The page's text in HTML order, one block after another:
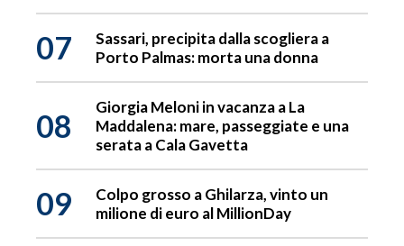
07
Sassari, precipita dalla scogliera a
Porto Palmas: morta una donna
08
Giorgia Meloni in vacanza a La
Maddalena: mare, passeggiate e una
serata a Cala Gavetta
09
Colpo grosso a Ghilarza, vinto un
milione di euro al MillionDay